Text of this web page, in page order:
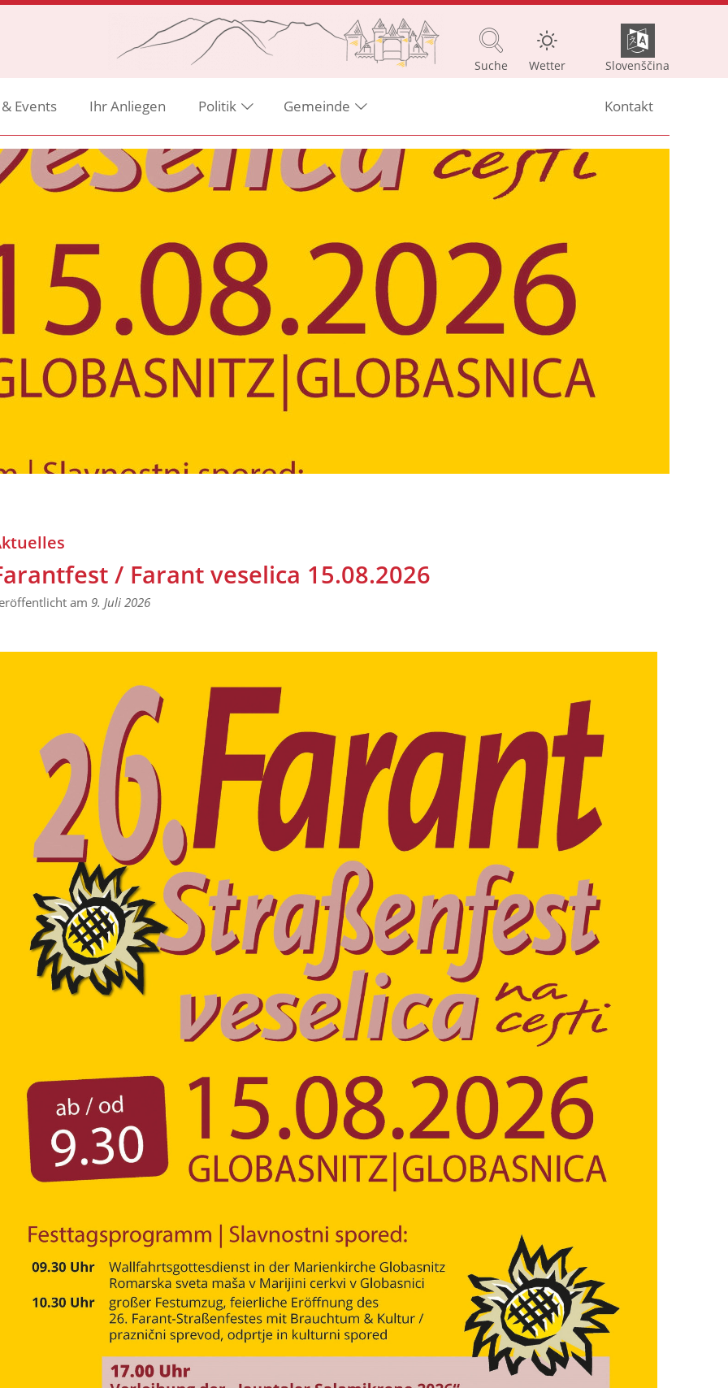
Suche Wetter Slovenščina
Events Ihr Anliegen Politik Gemeinde Kontakt
/ Farant veselica 15.08.2026
am 9. Juli 2026